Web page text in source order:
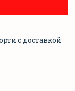
с доставкой